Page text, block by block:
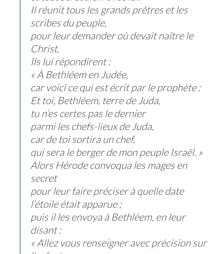
Il réunit tous les grands prêtres et les
scribes du peuple,
pour leur demander où devait naître le
Christ.
Ils lui répondirent :
« À Bethléem en Judée,
car voici ce qui est écrit par le prophète :
Et toi, Bethléem, terre de Juda,
tu n’es certes pas le dernier
parmi les chefs-lieux de Juda,
car de toi sortira un chef,
qui sera le berger de mon peuple Israël. »
Alors Hérode convoqua les mages en
secret
pour leur faire préciser à quelle date
l’étoile était apparue ;
puis il les envoya à Bethléem, en leur
disant :
« Allez vous renseigner avec précision sur